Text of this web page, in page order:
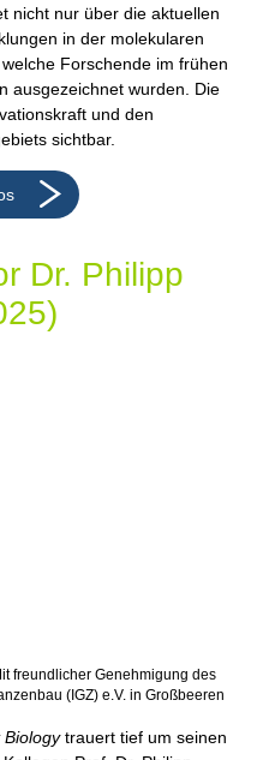
nicht nur über die aktuellen
in der molekularen
Forschende im frühen
ausgezeichnet wurden. Die
und den
sichtbar.
Dr. Philipp
freundlicher Genehmigung des
(IGZ) e.V. in Großbeeren
Biologytrauert tief um seinen